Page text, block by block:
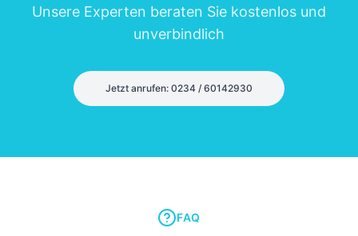
Unsere Experten beraten Sie kostenlos und
unverbindlich
Jetzt anrufen: 0234 / 60142930
FAQ